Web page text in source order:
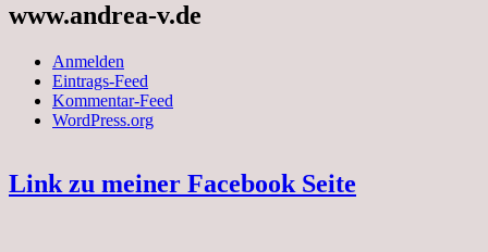
www.andrea-v.de
Anmelden
Eintrags-Feed
Kommentar-Feed
WordPress.org
Link zu meiner Facebook Seite